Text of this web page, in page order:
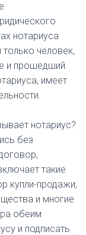
нотариуса
человек,
и прошедший
имеет
нотариус?
без
такие
купли-продажи,
и многие
обеим
и подписать